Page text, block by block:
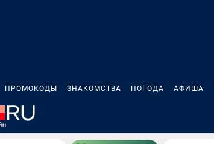
ПРОМОКОДЫ ЗНАКОМСТВА ПОГОДА АФИША